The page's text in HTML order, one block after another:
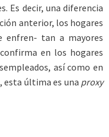
Es decir, una diferencia
anterior, los hogares
enfren- tan a mayores
en los hogares
así como en
esta última es una proxy